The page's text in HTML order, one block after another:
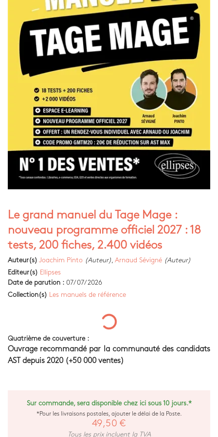
Le grand manuel du Tage Mage :
nouveau programme officiel 2027 : 18
tests, 200 fiches, 2.400 vidéos
Auteur(s) Joachim Pinto (Auteur) Arnaud Sévigné (Auteur)
Editeur(s) Ellipses
Date de parution : 07/07/2026
Collection(s)
Les manuels de référence
Quatrième de couverture :
Ouvrage recommandé par la communauté des candidats
AST depuis 2020 (+50 000 ventes)
Sur commande, sera disponible chez ici sous 10 jours.*
*Pour les livraisons postales, ajouter le délai de la Poste.
49,50 €
Tous les prix incluent la TVA